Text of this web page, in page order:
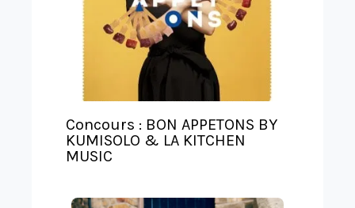
Concours : BON APPETONS BY
KUMISOLO & LA KITCHEN
MUSIC